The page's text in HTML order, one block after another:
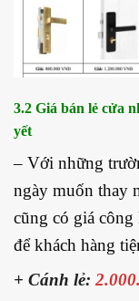
3.2 Giá bán lẻ cửa
yết
– Với những
ngày muốn thay
cũng có giá công
để khách hàng
+ Cánh lẻ: 2.000.